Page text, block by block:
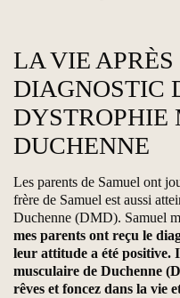
LA VIE
DIAGNOSTIC
DYSTROPHIE
DUCHENNE
Les parents de Samuel ont
frère de Samuel est aussi
Duchenne (DMD). Samuel
mes parents ont reçu le
leur attitude a été positive.
musculaire de Duchenne
rêves et foncez dans la vie